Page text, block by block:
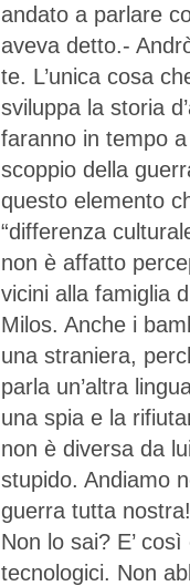
andato a parlare
aveva detto.-
te. L’unica cosa
sviluppa la storia
faranno in tempo
scoppio della
questo elemento
“differenza
non è affatto
vicini alla famiglia
Milos. Anche i
una straniera,
parla un’altra
una spia e la
non è diversa da
stupido. Andiamo
guerra tutta
Non lo sai? E’
tecnologici. Non